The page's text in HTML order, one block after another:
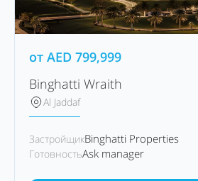
от AED 799,999
Binghatti Wraith
Al Jaddaf
ЗастройщикBinghatti Properties
ГотовностьAsk manager